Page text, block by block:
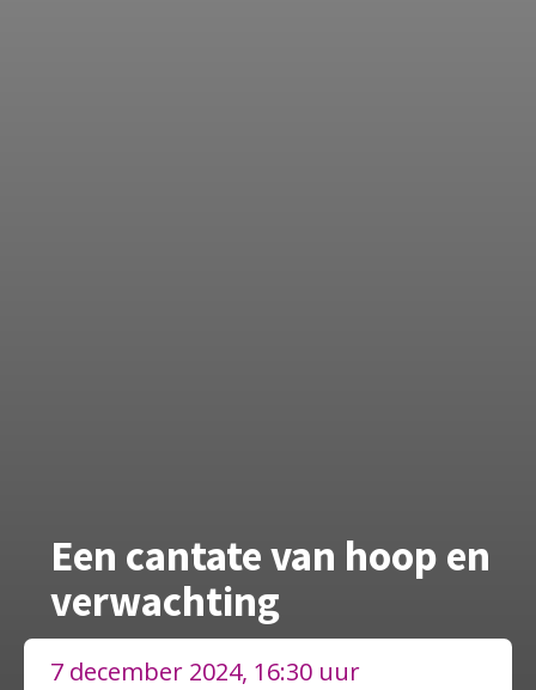
Een cantate van hoop en
verwachting
7 december 2024, 16:30 uur